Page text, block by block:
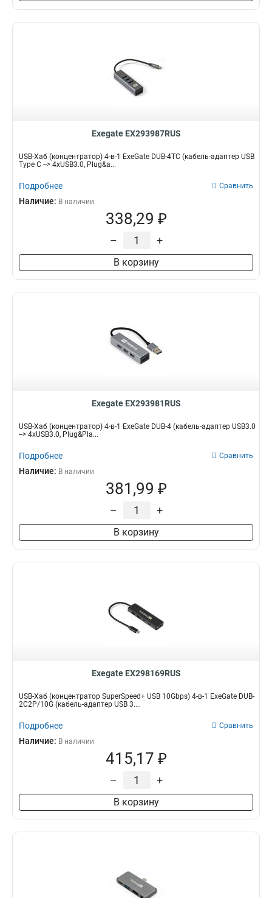
Exegate EX293987RUS
USB-Хаб (концентратор) 4-в-1 ExeGate DUB-4TC (кабель-адаптер USB
Type C --> 4xUSB3.0, Plug&a...
Подробнее Сравнить
Наличие: В наличии
338,29 ₽
– +
В корзину
Exegate EX293981RUS
USB-Хаб (концентратор) 4-в-1 ExeGate DUB-4 (кабель-адаптер USB3.0
--> 4xUSB3.0, Plug&Pla...
Подробнее Сравнить
Наличие: В наличии
381,99 ₽
– +
В корзину
Exegate EX298169RUS
USB-Хаб (концентратор SuperSpeed+ USB 10Gbps) 4-в-1 ExeGate DUB-
2C2P/10G (кабель-адаптер USB 3....
Подробнее Сравнить
Наличие: В наличии
415,17 ₽
– +
В корзину